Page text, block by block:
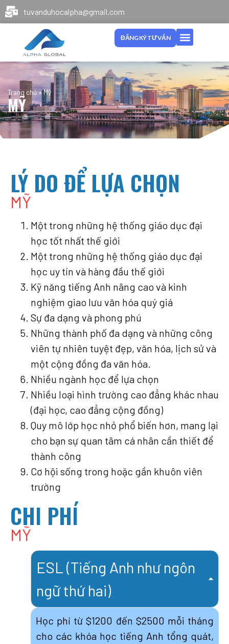
tuvanduhocalpha@gmail.com
ĐĂNG KÝ TƯ VẤN
Trang chủ»Mỹ
MỸ
LÝ DO ĐỂ LỰA CHỌN
MỸ
Một trong những hệ thống giáo dục đại
học tốt nhất thế giới
Một trong những hệ thống giáo dục đại
học uy tín và hàng đầu thế giới
Kỹ năng tiếng Anh nâng cao và kinh
nghiệm giao lưu văn hóa quý giá
Sự đa dạng và phong phú
Những thành phố đa dạng và những công
viên tự nhiên tuyệt đẹp, văn hóa, lịch sử và
một cộng đồng đa văn hóa.
Nhiều ngành học để lựa chọn
Nhiều loại hình trường cao đẳng khác nhau
(đại học, cao đẳng cộng đồng)
Quy mô lớp học nhỏ phổ biến hơn, mang lại
cho bạn sự quan tâm cá nhân cần thiết để
thành công
Cơ hội sống trong hoặc gần khuôn viên
trường
CHI PHÍ
MỸ
ESL (Tiếng Anh như ngôn
ngữ thứ hai)
Học phí từ $1200 đến $2500 mỗi tháng
cho các khóa học tiếng Anh tổng quát,